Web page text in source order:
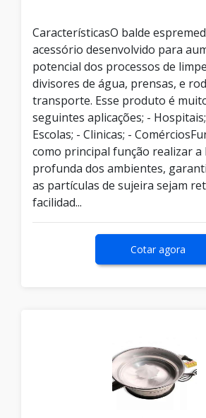
CaracterísticasO balde
acessório desenvolvido para
potencial dos processos de
divisores de água, prensas, e
transporte. Esse produto é
seguintes aplicações; -
Escolas; - Clinicas; -
como principal função realizar a
profunda dos ambientes,
as partículas de sujeira sejam
facilidad...
Cotar agora